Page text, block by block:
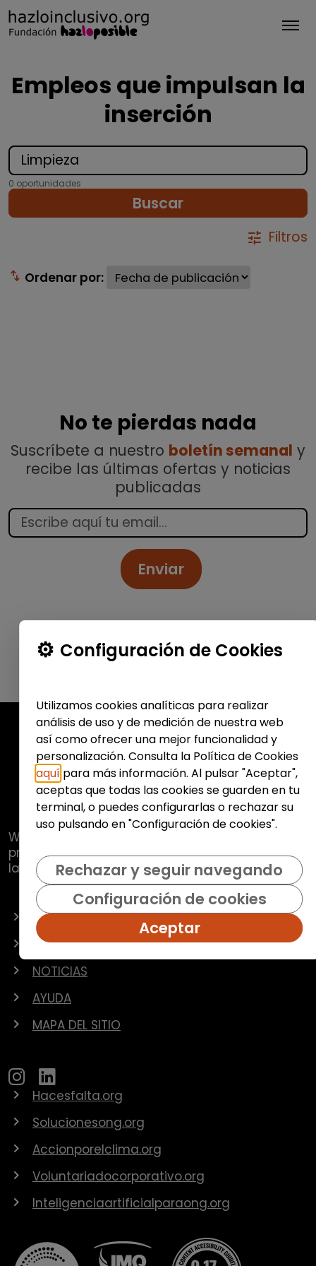
Empleos que impulsan la
inserción
0 oportunidades
Buscar
tune Filtros
swap_vert Ordenar por:
No te pierdas nada
Suscríbete a nuestro boletín semanal y
recibe las últimas ofertas y noticias
publicadas
Enviar
Web de
pretende promover y fomentar la inclusión
laboral de colectivos vulnerables.
OFERTAS
EMPRESAS
NOTICIAS
AYUDA
MAPA DEL SITIO
Hacesfalta.org
Solucionesong.org
Accionporelclima.org
Voluntariadocorporativo.org
Inteligenciaartificialparaong.org
Configuración de Cookies
Utilizamos cookies analíticas para realizar
análisis de uso y de medición de nuestra web
así como ofrecer una mejor funcionalidad y
personalización. Consulta la Política de Cookies
aquí para más información. Al pulsar "Aceptar",
aceptas que todas las cookies se guarden en tu
terminal, o puedes configurarlas o rechazar su
uso pulsando en "Configuración de cookies".
Rechazar y seguir navegando
Configuración de cookies
Aceptar